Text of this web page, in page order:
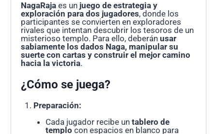
NagaRaja es un juego de estrategia y
exploración para dos jugadores, donde los
participantes se convierten en exploradores
rivales que intentan descubrir los tesoros de un
misterioso templo. Para ello, deberánusar
sabiamente los dados Naga, manipular su
suerte con cartas y construir el mejor camino
hacia la victoria.
¿Cómo se juega?
Preparación:
Cada jugador recibe untablero de
templo con espacios en blanco para